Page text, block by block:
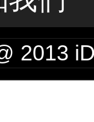
2013